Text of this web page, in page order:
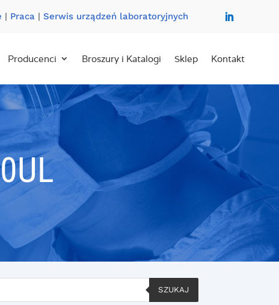
| Praca| Serwis urządzeń laboratoryjnych
Producenci Broszury i Katalogi Sklep Kontakt
SZUKAJ